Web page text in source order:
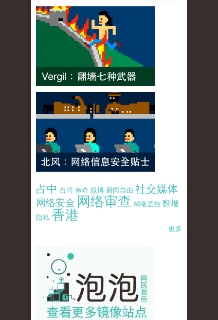
占中 台湾 审查 微博 新闻自由 社交媒体
网络安全 网络审查 网络监控 翻墙
隐私 香港
更多
pao-pao-banner-mirror-site-120814.jpg